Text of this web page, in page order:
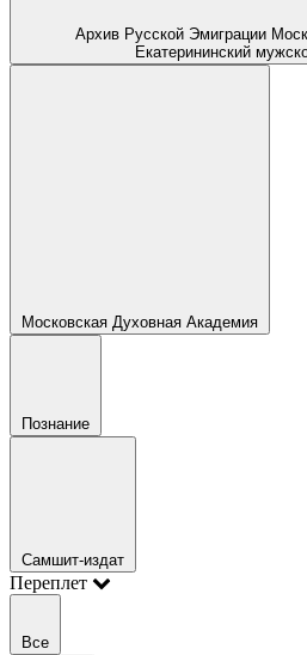
Архив Русской Эмиграции
Екатерининский
Московская Духовная Академия
Познание
Самшит-издат
Переплет
Все